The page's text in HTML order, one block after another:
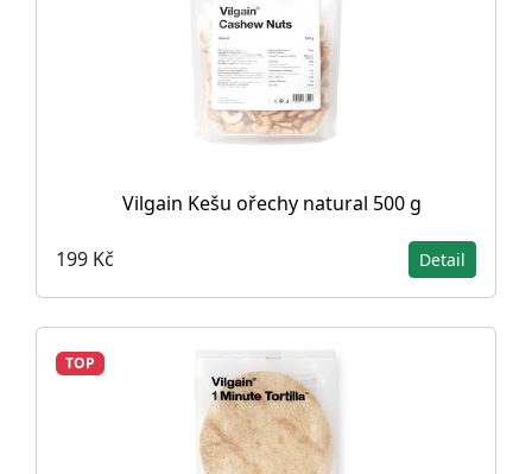
Vilgain Kešu ořechy natural 500 g
199 Kč Detail
TOP